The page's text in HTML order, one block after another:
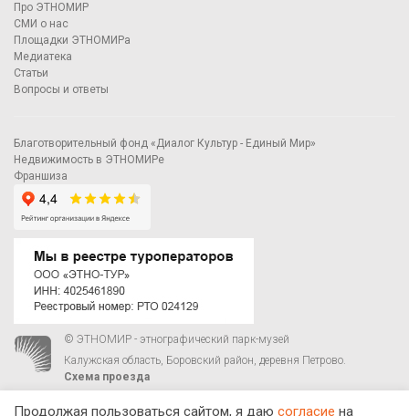
Про ЭТНОМИР
СМИ о нас
Площадки ЭТНОМИРа
Медиатека
Статьи
Вопросы и ответы
Благотворительный фонд «Диалог Культур - Единый Мир»
Недвижимость в ЭТНОМИРе
Франшиза
© ЭТНОМИР - этнографический парк-музей
Калужская область, Боровский район, деревня Петрово.
Схема проезда
Продолжая пользоваться сайтом, я даю согласие на